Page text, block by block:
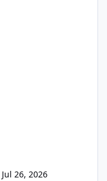
Jul 26, 2026